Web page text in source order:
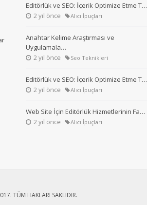
Editörlük ve SEO: İçerik Optimize Etme T…
2 yıl önce
Alıcı İpuçları
Anahtar Kelime Araştırması ve
Uygulamala…
2 yıl önce
Seo Teknikleri
Editörlük ve SEO: İçerik Optimize Etme T…
2 yıl önce
Alıcı İpuçları
Web Site İçin Editörlük Hizmetlerinin Fa…
2 yıl önce
Alıcı İpuçları
TÜM HAKLARI SAKLIDIR.